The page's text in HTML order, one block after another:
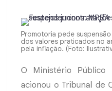
Promotoria pede
dos valores praticados no
pela inflação. (Foto:
O Ministério Público
acionou o Tribunal de